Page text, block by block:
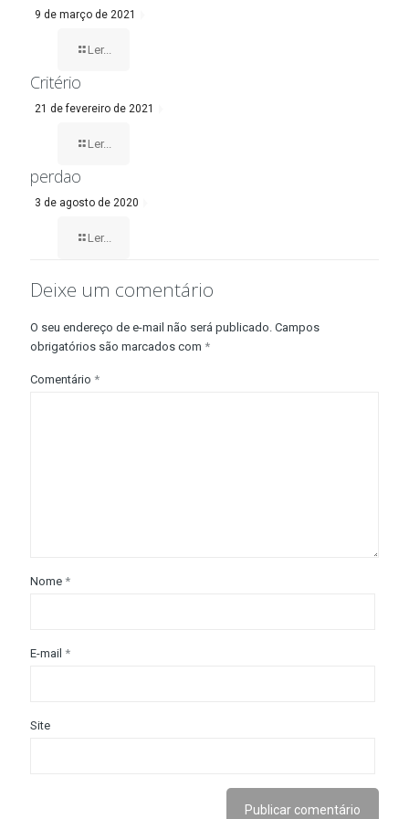
9 de março de 2021
Ler...
21 de fevereiro de 2021
Critério
Ler...
3 de agosto de 2020
perdao
Ler...
Deixe um comentário
O seu endereço de e-mail não será publicado. Campos
obrigatórios são marcados com *
Comentário *
Nome *
E-mail *
Site